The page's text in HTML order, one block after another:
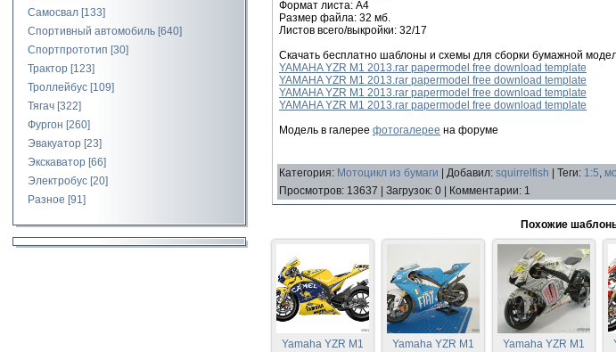
Самосвал [133]
Спортивный автомобиль [640]
Спортпрототип [30]
Трактор [123]
Троллейбус [109]
Тягач [322]
Фургон [260]
Эвакуатор [23]
Экскаватор [66]
Электробус [20]
Разное [91]
Формат листа: А4
Размер файла: 32 мб.
Листов всего/выкройки: 32/17
Скачать бесплатно шаблоны и схемы для сборки бумажной
YAMAHA YZR M1 2013.rar papermodel free download template
YAMAHA YZR M1 2013.rar papermodel free download template
YAMAHA YZR M1 2013.rar papermodel free download template
YAMAHA YZR M1 2013.rar papermodel free download template
Модель в галерее фотогалерее на форуме
Категория: Мотоцикл из бумаги Добавил: squirrelfish Теги: 1:5,
Просмотров: 13637 Загрузок: 0 Комментарии: 1
Похожие
Yamaha YZR M1
Yamaha YZR M1
Yamaha YZR M1